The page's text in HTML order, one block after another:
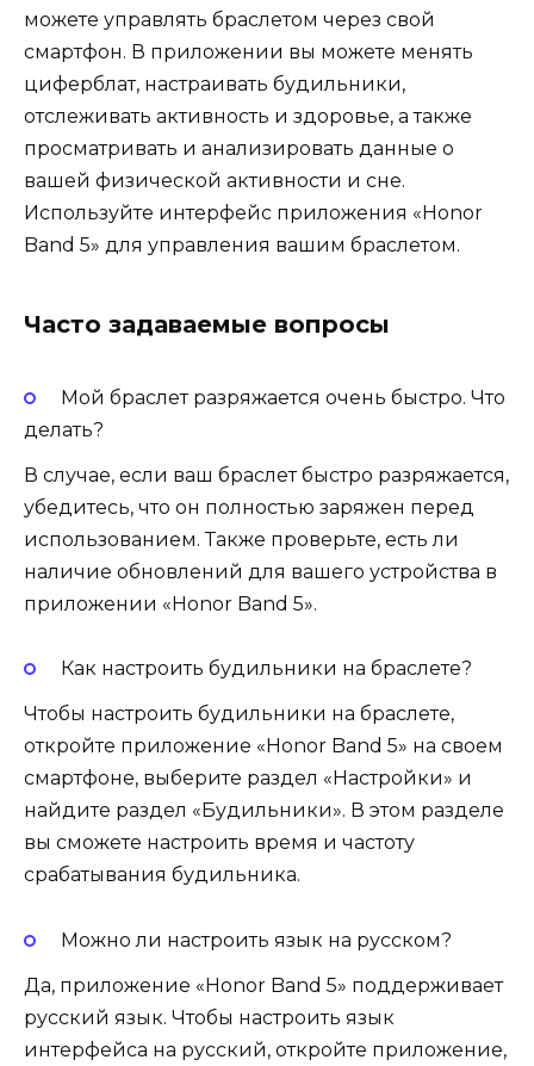
можете управлять браслетом через свой
смартфон. В приложении вы можете менять
циферблат, настраивать будильники,
отслеживать активность и здоровье, а также
просматривать и анализировать данные о
вашей физической активности и сне.
Используйте интерфейс приложения «Honor
Band 5» для управления вашим браслетом.
Часто задаваемые вопросы
Мой браслет разряжается очень быстро. Что
делать?
В случае, если ваш браслет быстро разряжается,
убедитесь, что он полностью заряжен перед
использованием. Также проверьте, есть ли
наличие обновлений для вашего устройства в
приложении «Honor Band 5».
Как настроить будильники на браслете?
Чтобы настроить будильники на браслете,
откройте приложение «Honor Band 5» на своем
смартфоне, выберите раздел «Настройки» и
найдите раздел «Будильники». В этом разделе
вы сможете настроить время и частоту
срабатывания будильника.
Можно ли настроить язык на русском?
Да, приложение «Honor Band 5» поддерживает
русский язык. Чтобы настроить язык
интерфейса на русский, откройте приложение,